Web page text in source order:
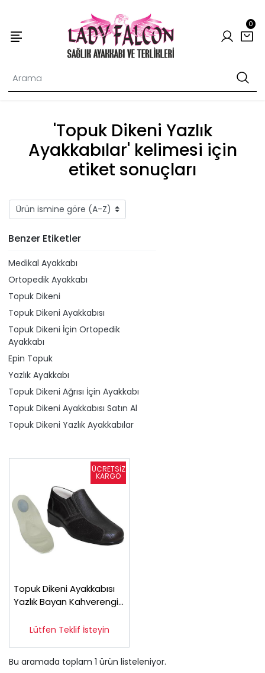
0
'Topuk Dikeni Yazlık
Ayakkabılar' kelimesi için
etiket sonuçları
Benzer Etiketler
Medikal Ayakkabı
Ortopedik Ayakkabı
Topuk Dikeni
Topuk Dikeni Ayakkabısı
Topuk Dikeni İçin Ortopedik
Ayakkabı
Epin Topuk
Yazlık Ayakkabı
Topuk Dikeni Ağrısı İçin Ayakkabı
Topuk Dikeni Ayakkabısı Satın Al
Topuk Dikeni Yazlık Ayakkabılar
Topuk Dikeni Ayakkabısı
Yazlık Bayan Kahverengi
Lütfen Teklif İsteyin
Bu aramada toplam 1 ürün listeleniyor.